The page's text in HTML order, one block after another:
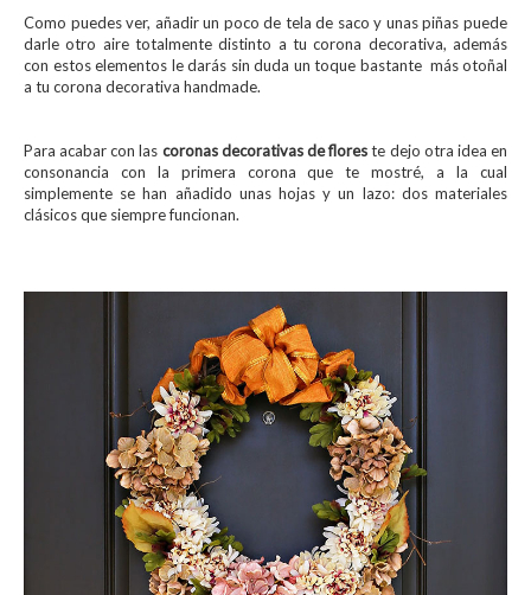
Como puedes ver, añadir un poco de tela de saco y unas piñas puede
darle otro aire totalmente distinto a tu corona decorativa, además
con estos elementos le darás sin duda un toque bastante más otoñal
a tu corona decorativa handmade.
Para acabar con las coronas decorativas de floreste dejo otra idea en
consonancia con la primera corona que te mostré, a la cual
simplemente se han añadido unas hojas y un lazo: dos materiales
clásicos que siempre funcionan.